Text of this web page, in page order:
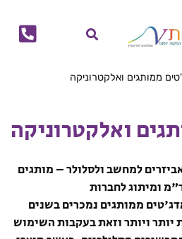
ממותגים ואלקטרוניקה
ואלקטרוניקה
למחשב ולסלולר – מותגים
ומיתוג לחברות
ממותגים נמכרים בשנים
יותר ויותר וזאת בעקבות השימוש